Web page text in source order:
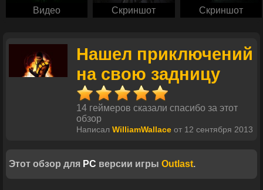
Видео Скриншот Скриншот
Нашел приключений
на свою задницу
14 геймеров сказали спасибо за этот
обзор
Написал WilliamWallace от 12 сентября 2013
Этот обзор для PC версии игры Outlast.